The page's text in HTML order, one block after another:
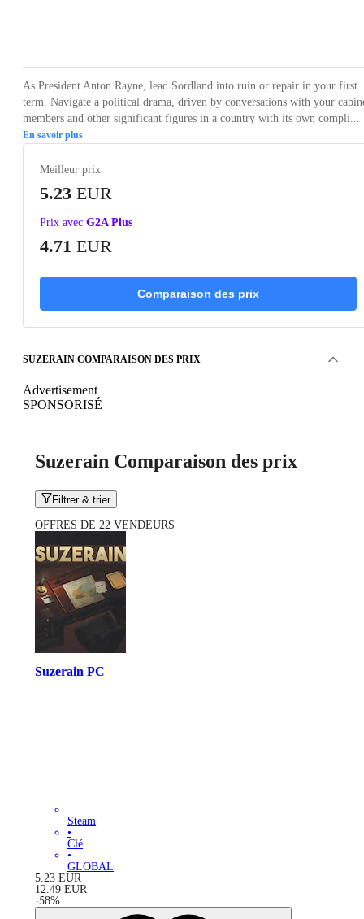
As President Anton Rayne, lead Sordland into ruin or repair in your first
term. Navigate a political drama, driven by conversations with your
members and other significant figures in a country with its own compli...
En savoir plus
Meilleur prix
5.23 EUR
Prix avec G2A Plus
4.71 EUR
Comparaison des prix
SUZERAIN COMPARAISON DES PRIX
Advertisement
SPONSORISÉ
Suzerain Comparaison des prix
Filtrer & trier
OFFRES DE 22 VENDEURS
Suzerain PC
Steam
•
Clé
•
GLOBAL
5.23 EUR
12.49 EUR
-58%